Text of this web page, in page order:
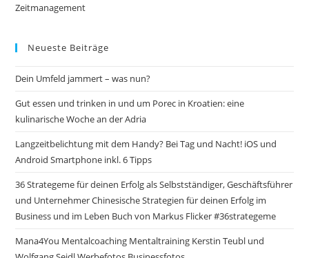
Zeitmanagement
Neueste Beiträge
Dein Umfeld jammert – was nun?
Gut essen und trinken in und um Porec in Kroatien: eine
kulinarische Woche an der Adria
Langzeitbelichtung mit dem Handy? Bei Tag und Nacht! iOS und
Android Smartphone inkl. 6 Tipps
36 Strategeme für deinen Erfolg als Selbstständiger, Geschäftsführer
und Unternehmer Chinesische Strategien für deinen Erfolg im
Business und im Leben Buch von Markus Flicker #36strategeme
Mana4You Mentalcoaching Mentaltraining Kerstin Teubl und